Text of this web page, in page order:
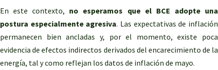
En este contexto, no esperamos que el BCE adopte una
postura especialmente agresiva. Las expectativas de inflación
permanecen bien ancladas y, por el momento, existe poca
evidencia de efectos indirectos derivados del encarecimiento de la
energía, tal y como reflejan los datos de inflación de mayo.